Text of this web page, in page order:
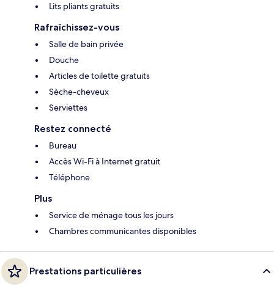
Lits pliants gratuits
Rafraîchissez-vous
Salle de bain privée
Douche
Articles de toilette gratuits
Sèche-cheveux
Serviettes
Restez connecté
Bureau
Accès Wi-Fi à Internet gratuit
Téléphone
Plus
Service de ménage tous les jours
Chambres communicantes disponibles
Prestations particulières